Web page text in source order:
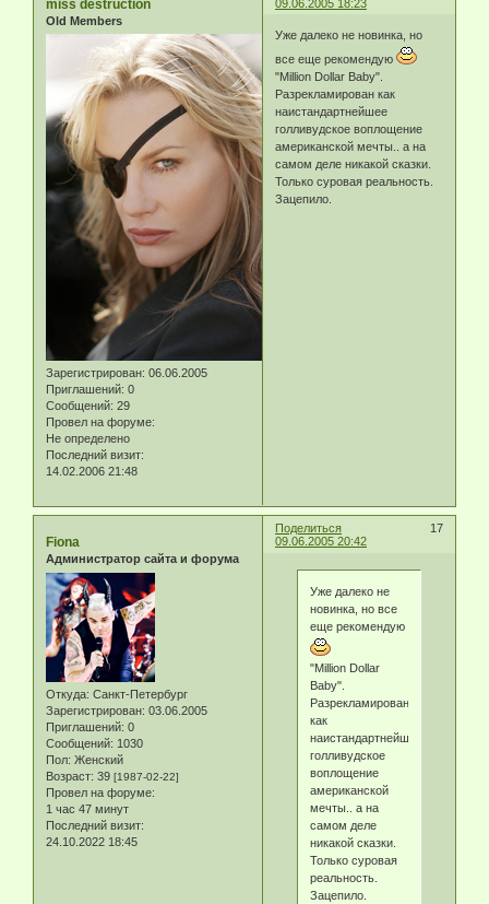
09.06.2005 18:23
miss destruction
Old Members
Зарегистрирован: 06.06.2005
Приглашений: 0
Сообщений: 29
Провел на форуме:
Не определено
Последний визит:
14.02.2006 21:48
Уже далеко не новинка, но
все еще рекомендую
"Million Dollar Baby".
Разрекламирован как
наистандартнейшее
голливудское воплощение
американской мечты.. а на
самом деле никакой сказки.
Только суровая реальность.
Зацепило.
Поделиться
17
09.06.2005 20:42
Fiona
Администратор сайта и форума
Откуда: Санкт-Петербург
Зарегистрирован: 03.06.2005
Приглашений: 0
Сообщений: 1030
Пол: Женский
Возраст: 39 [1987-02-22]
Провел на форуме:
1 час 47 минут
Последний визит:
24.10.2022 18:45
Уже далеко не
новинка, но все
еще рекомендую
"Million Dollar
Baby".
Разрекламирован
как
наистандартнейшее
голливудское
воплощение
американской
мечты.. а на
самом деле
никакой сказки.
Только суровая
реальность.
Зацепило.